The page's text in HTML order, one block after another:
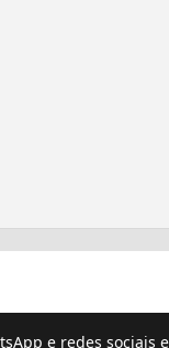
e redes sociais e